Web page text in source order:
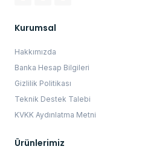
Kurumsal
Hakkımızda
Banka Hesap Bilgileri
Gizlilik Politikası
Teknik Destek Talebi
KVKK Aydınlatma Metni
Ürünlerimiz